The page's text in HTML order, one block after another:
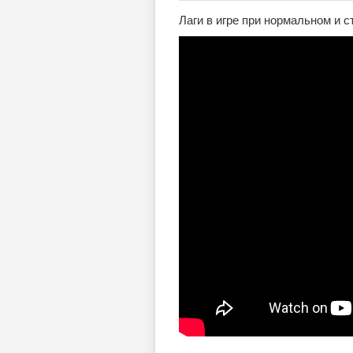
Лаги в игре при нормальном и